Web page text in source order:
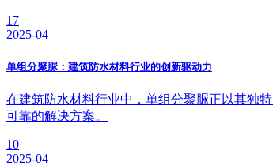
17
2025-04
单组分聚脲：建筑防水材料行业的创新驱动力
在建筑防水材料行业中，单组分聚脲正以其独
可靠的解决方案。
10
2025-04